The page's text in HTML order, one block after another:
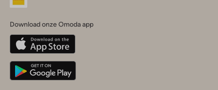
Belgique(Français)
Deutschland
Download onze Omoda app